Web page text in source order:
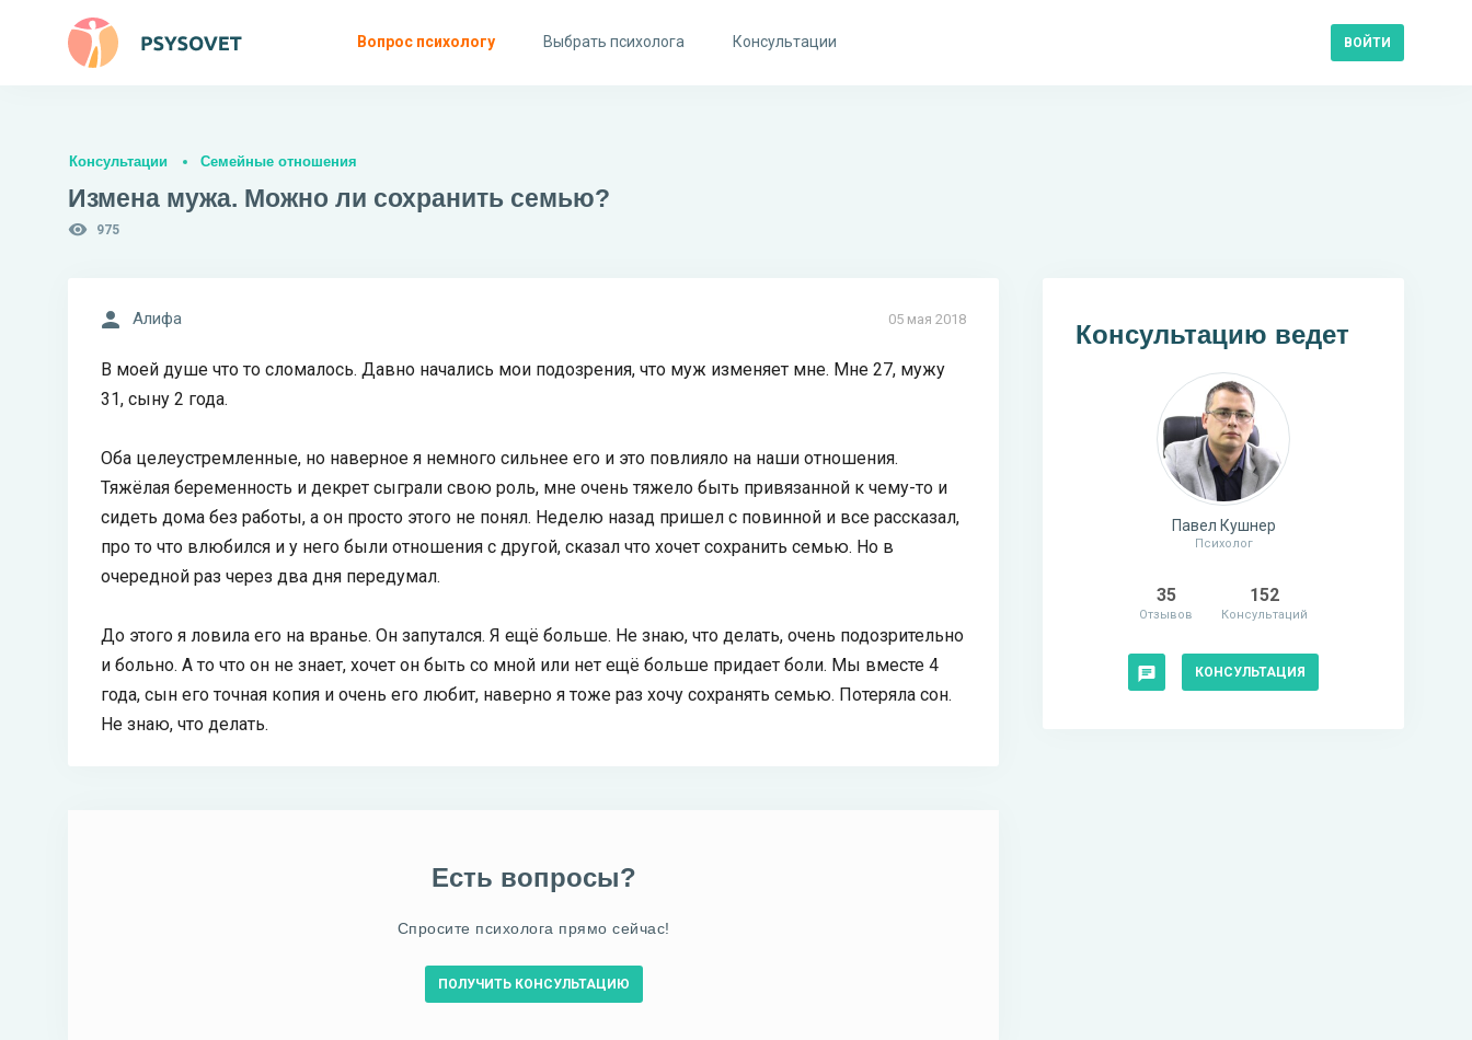
Вопрос психологу Выбрать психолога Консультации ВОЙТИ
Консультации Семейные отношения
Измена мужа. Можно ли сохранить семью?
975
05 мая 2018
Алифа
В моей душе что то сломалось. Давно начались мои подозрения, что муж изменяет мне. Мне 27, мужу
31, сыну 2 года.
Оба целеустремленные, но наверное я немного сильнее его и это повлияло на наши отношения.
Тяжёлая беременность и декрет сыграли свою роль, мне очень тяжело быть привязанной к чему-то и
сидеть дома без работы, а он просто этого не понял. Неделю назад пришел с повинной и все рассказал,
про то что влюбился и у него были отношения с другой, сказал что хочет сохранить семью. Но в
очередной раз через два дня передумал.
До этого я ловила его на вранье. Он запутался. Я ещё больше. Не знаю, что делать, очень подозрительно
и больно. А то что он не знает, хочет он быть со мной или нет ещё больше придает боли. Мы вместе 4
года, сын его точная копия и очень его любит, наверно я тоже раз хочу сохранять семью. Потеряла сон.
Не знаю, что делать.
Есть вопросы?
Спросите психолога прямо сейчас!
ПОЛУЧИТЬ КОНСУЛЬТАЦИЮ
Консультацию ведет
Павел Кушнер
Психолог
35
Отзывов
152
Консультаций
КОНСУЛЬТАЦИЯ